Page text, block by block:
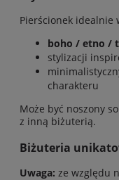
Pierścionek idealnie
boho / etno /
stylizacji
charakteru
Może być noszony
z inną biżuterią.
Biżuteria
Uwaga: ze względu